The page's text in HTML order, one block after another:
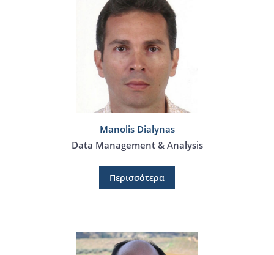
Manolis Dialynas
Data Management & Analysis
Περισσότερα